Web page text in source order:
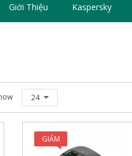
Giới Thiệu Kaspersky
24
GIẢM